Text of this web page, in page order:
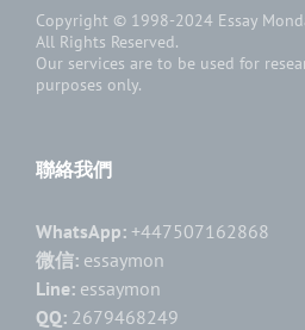
Copyright © 1998-2024 Essay
All Rights Reserved.
Our services are to be used for
purposes only.
聯絡我們
WhatsApp: +447507162868
微信: essaymon
Line: essaymon
QQ: 2679468249